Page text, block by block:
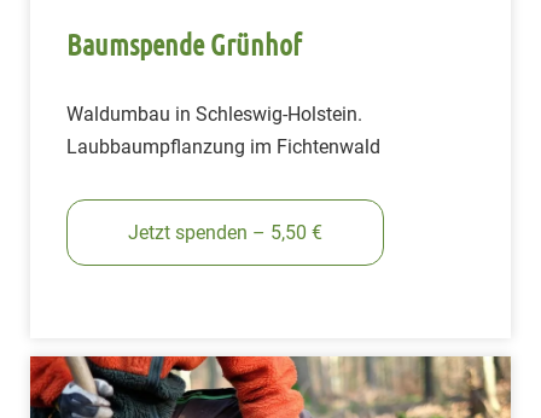
Baumspende Grünhof
Waldumbau in Schleswig-Holstein.
Laubbaumpflanzung im Fichtenwald
Jetzt spenden – 5,50 €